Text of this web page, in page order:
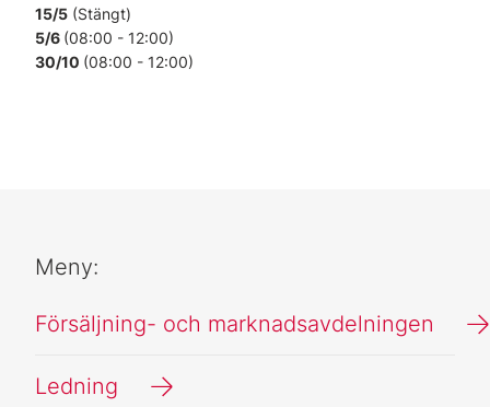
15/5 (Stängt)
5/6 (08:00 - 12:00)
30/10 (08:00 - 12:00)
Meny:
Försäljning- och marknadsavdelningen
Ledning